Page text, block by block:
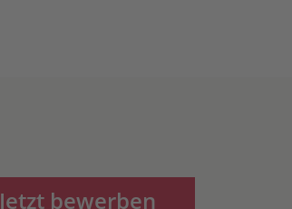
Jetzt bewerben